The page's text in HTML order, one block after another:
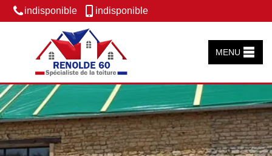
indisponible indisponible
MENU